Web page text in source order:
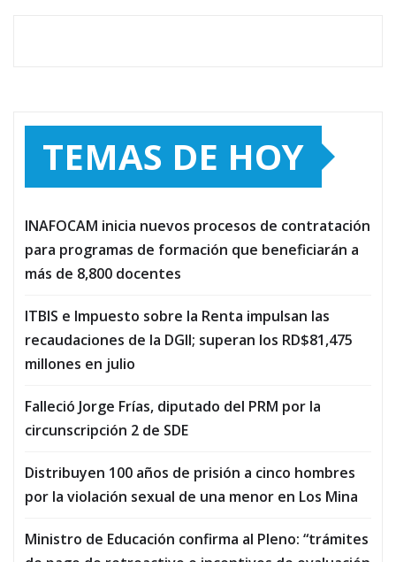
TEMAS DE HOY
INAFOCAM inicia nuevos procesos de contratación
para programas de formación que beneficiarán a
más de 8,800 docentes
ITBIS e Impuesto sobre la Renta impulsan las
recaudaciones de la DGII; superan los RD$81,475
millones en julio
Falleció Jorge Frías, diputado del PRM por la
circunscripción 2 de SDE
Distribuyen 100 años de prisión a cinco hombres
por la violación sexual de una menor en Los Mina
Ministro de Educación confirma al Pleno: “trámites